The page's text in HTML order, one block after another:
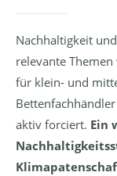
Nachhaltigkeit
relevante
für klein- und
aktiv forciert. Ein